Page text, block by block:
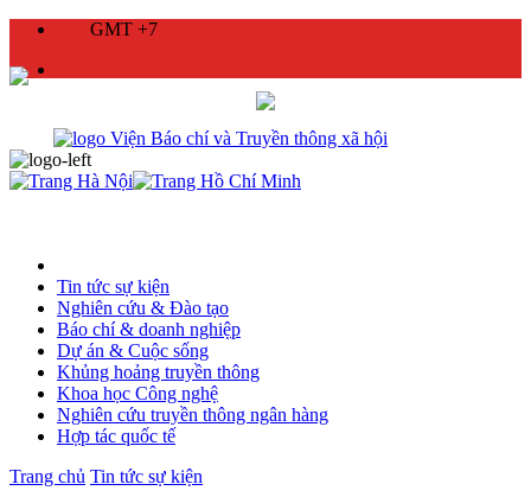
GMT +7
Tin tức sự kiện
Nghiên cứu & Đào tạo
Báo chí & doanh nghiệp
Dự án & Cuộc sống
Khủng hoảng truyền thông
Khoa học Công nghệ
Nghiên cứu truyền thông ngân hàng
Hợp tác quốc tế
Trang chủ Tin tức sự kiện